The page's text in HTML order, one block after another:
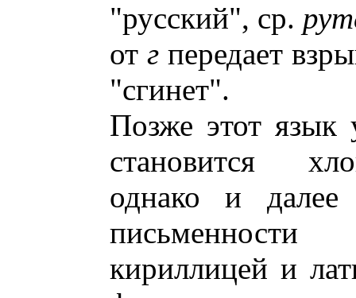
"русский", ср.
от гпередает
"сгинет".
Позже этот язык
становится
однако и далее
кириллицей и